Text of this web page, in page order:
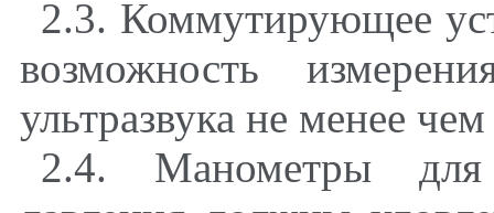
2.3. Коммутирующее
возможность
ультразвука не менее
2.4. Манометры для